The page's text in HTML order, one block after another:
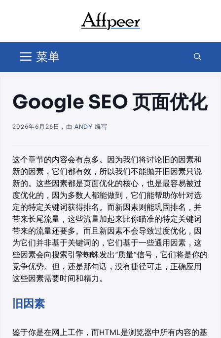
容
菜单
Google SEO 页面优化
2026年6月26日，由 ANDY 编写
这个章节的内容会有点多。因为我们将讨论旧的因素和
新的因素，它们都有效，所以我们不能抛开旧因素只说
新的。这些因素都是页面优化的核心，也是最容易被过
度优化的，因为多数人都能做到，它们能帮助你针对选
定的特定关键词获得排名。而新因素则能巩固排名，并
带来长尾流量，这些流量加起来比你瞄准的特定关键词
带来的流量还要多。而且新因素不会导致过度优化，因
为它们并非基于关键词的，它们基于一些通用因素，这
些因素会向搜索引擎蜘蛛发出“质量”信号，它们将是你的
竞争优势。但，还是那句话，没有捷径可走，正确应用
这些因素需要时间和精力。
旧因素
鉴于你是在网上工作，而HTML是浏览器中所有内容的基